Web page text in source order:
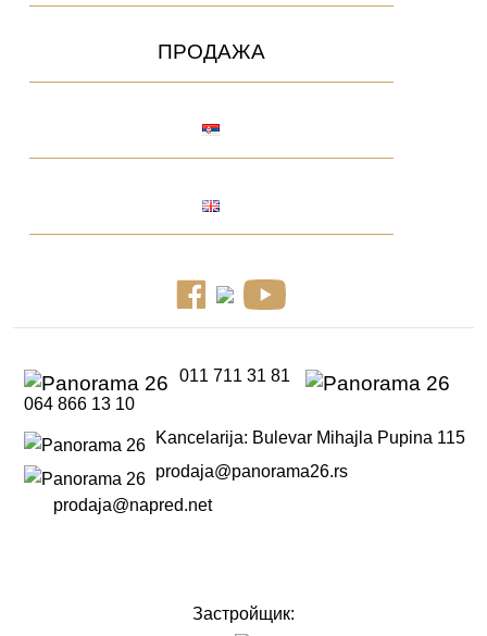
ПРОДАЖА
011 711 31 81
064 866 13 10
Kancelarija: Bulevar Mihajla Pupina 115
prodaja@panorama26.rs
prodaja@napred.net
Застройщик: